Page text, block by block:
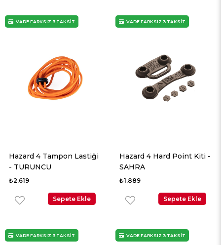
Hazard 4 Tampon Lastiği
- TURUNCU
₺2.619
Sepete Ekle
VADE FARKSIZ 3 TAKSİT
Hazard 4 Hard Point Kiti -
SAHRA
₺1.889
Sepete Ekle
VADE FARKSIZ 3 TAKSİT
VADE FARKSIZ 3 TAKSİT VADE FARKSIZ 3 TAKSİT